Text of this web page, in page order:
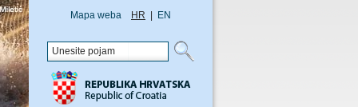
Mapa weba HR EN